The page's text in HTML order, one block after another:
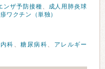
ンザ予防接種、
成人用肺炎球
ワクチン（単独）
科 、糖尿病科、 アレルギー